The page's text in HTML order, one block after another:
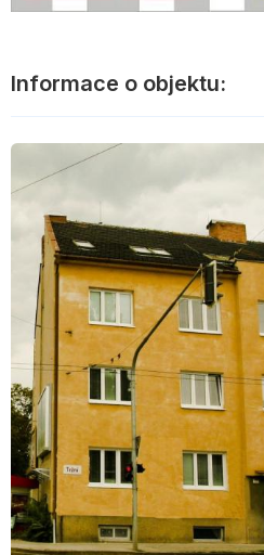
Informace o objektu: